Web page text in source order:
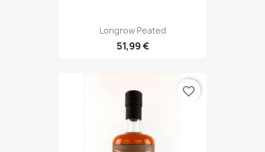
Longrow Peated
51,99 €
favorite_border